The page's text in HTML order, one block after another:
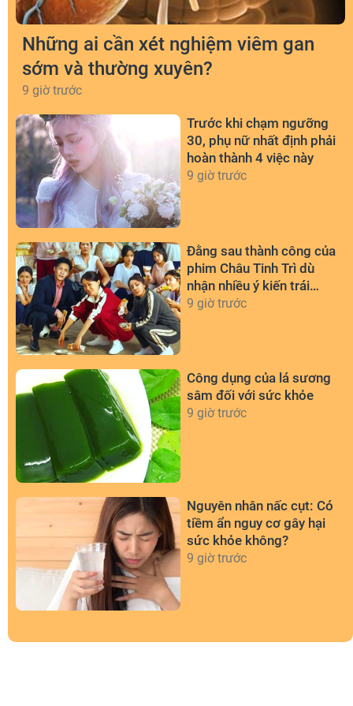
Những ai cần xét nghiệm viêm gan
sớm và thường xuyên?
9 giờ trước
Trước khi chạm ngưỡng
30, phụ nữ nhất định phải
hoàn thành 4 việc này
9 giờ trước
Đằng sau thành công của
phim Châu Tinh Trì dù
nhận nhiều ý kiến trái
chiều
9 giờ trước
Công dụng của lá sương
sâm đối với sức khỏe
9 giờ trước
Nguyên nhân nấc cụt: Có
tiềm ẩn nguy cơ gây hại
sức khỏe không?
9 giờ trước